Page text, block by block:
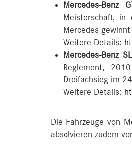
Mercedes-Benz
Meisterschaft, in
Mercedes
Weitere Details:
Mercedes-Benz
Reglement,
Dreifachsieg im
Weitere Details:
Die Fahrzeuge von
absolvieren zudem